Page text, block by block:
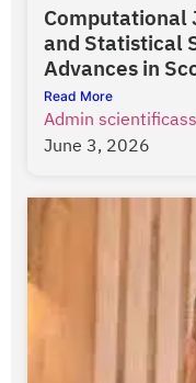
and Statistical
Advances in
Read More
Admin
June 3, 2026